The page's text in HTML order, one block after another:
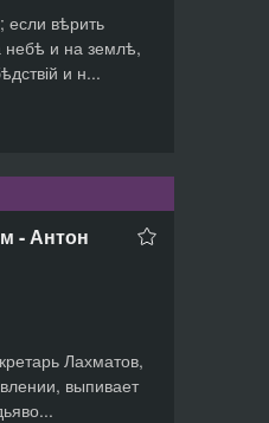
вѣрить
и на землѣ,
и н...
- Антон
Лахматов,
выпивает